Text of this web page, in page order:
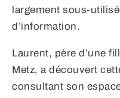
largement sous-
d’information.
Laurent, père d’une
Metz, a découvert
consultant son